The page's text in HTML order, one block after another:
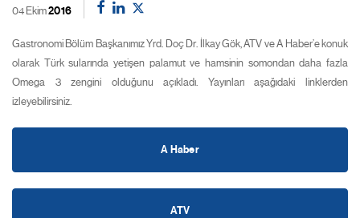
04 Ekim2016
Gastronomi Bölüm Başkanımız Yrd. Doç Dr. İlkay Gök, ATV ve A Haber’e konuk
olarak Türk sularında yetişen palamut ve hamsinin somondan daha fazla
Omega 3 zengini olduğunu açıkladı. Yayınları aşağıdaki linklerden
izleyebilirsiniz.
A Haber
ATV